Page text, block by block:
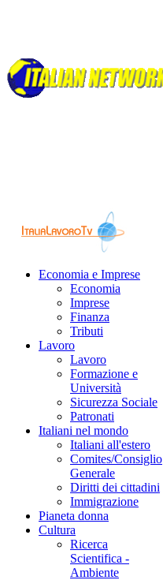
Economia e Imprese
Economia
Imprese
Finanza
Tributi
Lavoro
Lavoro
Formazione e
Università
Sicurezza Sociale
Patronati
Italiani nel mondo
Italiani all'estero
Comites/Consiglio
Generale
Diritti dei cittadini
Immigrazione
Pianeta donna
Cultura
Ricerca
Scientifica -
Ambiente